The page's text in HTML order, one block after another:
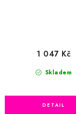
Skladem
1 047 Kč